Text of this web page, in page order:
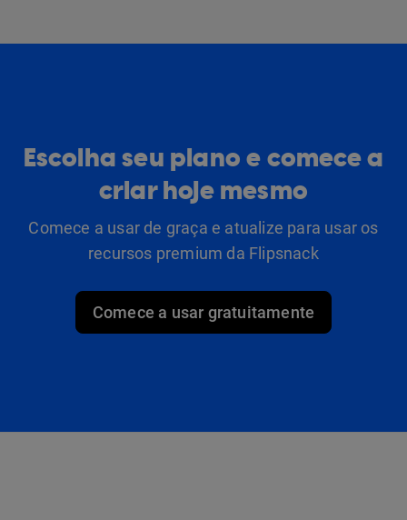
Escolha seu plano e comece a
criar hoje mesmo
Comece a usar de graça e atualize para usar os
recursos premium da Flipsnack
Comece a usar gratuitamente